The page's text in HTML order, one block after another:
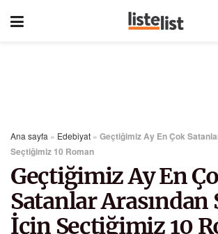
Ana sayfa » Edebiyat » Geçtiğimiz Ay En Çok
Seçtiğimiz 10 Roman
Geçtiğimiz Ay En
Satanlar Arasından
İçin Seçtiğimiz 10